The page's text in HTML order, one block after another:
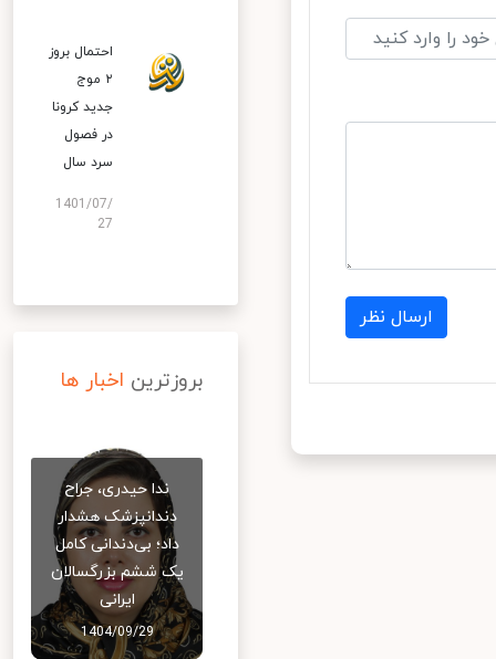
ارسال نظر
احتمال بروز
۲ موج
جدید کرونا
در فصول
سرد سال
1401/07/
27
بروزترین اخبار ها
ندا حیدری، جراح
دندانپزشک هشدار
داد؛ بی‌دندانی کامل
یک ششم بزرگسالان
ایرانی
1404/09/29